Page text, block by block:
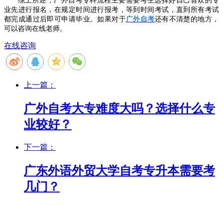
业先进行报名，在规定时间进行报考，等到时间考试，直到所有考试
都完成通过后即可申请毕业。如果对于广外自考还有不清楚的地方，
可以咨询在线老师。
在线咨询
上一篇：
广外自考大专难度大吗？选择什么专
业较好？
下一篇：
广东外语外贸大学自考专升本需要考
几门？